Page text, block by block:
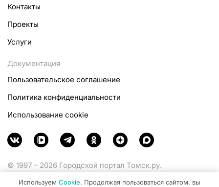
Контакты
Проекты
Услуги
Документация
Пользовательское соглашение
Политика конфиденциальности
Использование cookie
© 1997 – 2026 Городской портал Томск.ру.
Используем Cookie. Продолжая пользоваться сайтом, вы